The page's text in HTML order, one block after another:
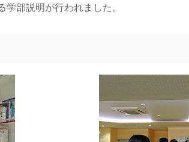
部説明が行われました。